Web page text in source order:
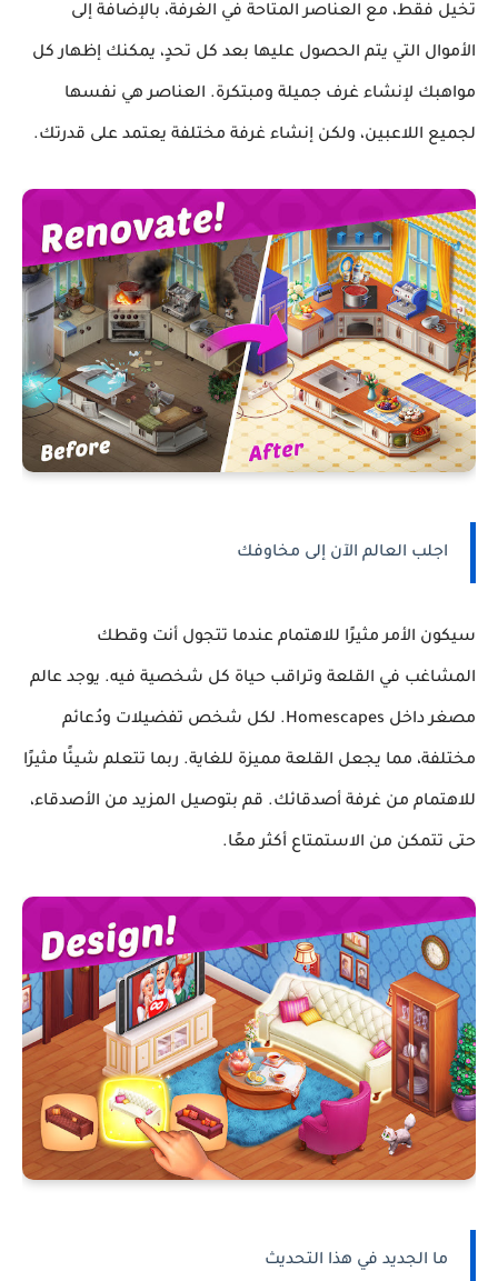
تخيل فقط، مع العناصر المتاحة في الغرفة، بالإضافة إلى
الأموال التي يتم الحصول عليها بعد كل تحدٍ، يمكنك إظهار كل
مواهبك لإنشاء غرف جميلة ومبتكرة. العناصر هي نفسها
لجميع اللاعبين، ولكن إنشاء غرفة مختلفة يعتمد على قدرتك.
اجلب العالم الآن إلى مخاوفك
سيكون الأمر مثيرًا للاهتمام عندما تتجول أنت وقطك
المشاغب في القلعة وتراقب حياة كل شخصية فيه. يوجد عالم
مصغر داخل Homescapes. لكل شخص تفضيلات ودُعائم
مختلفة، مما يجعل القلعة مميزة للغاية. ربما تتعلم شيئًا مثيرًا
للاهتمام من غرفة أصدقائك. قم بتوصيل المزيد من الأصدقاء،
حتى تتمكن من الاستمتاع أكثر معًا.
ما الجديد في هذا التحديث